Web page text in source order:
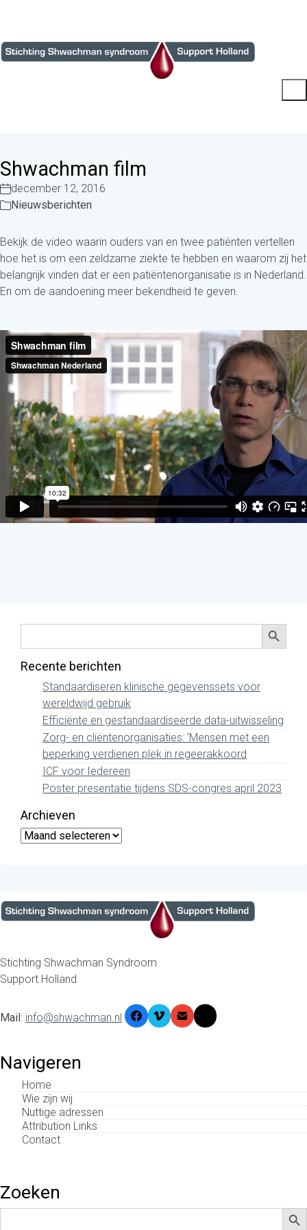
Shwachman film
december 12, 2016
Nieuwsberichten
Bekijk de video waarin ouders van en twee patiënten vertellen
hoe het is om een zeldzame ziekte te hebben en waarom zij het
belangrijk vinden dat er een patiëntenorganisatie is in Nederland.
En om de aandoening meer bekendheid te geven.
Zoek
Recente berichten
Standaardiseren klinische gegevenssets voor
wereldwijd gebruik
Efficiënte en gestandaardiseerde data-uitwisseling
Zorg- en cliëntenorganisaties: ‘Mensen met een
beperking verdienen plek in regeerakkoord
ICF voor Iedereen
Poster presentatie tijdens SDS-congres april 2023
Archieven
Archieven
Stichting Shwachman Syndroom
Support Holland
Mail : info@shwachman.nl
Navigeren
Home
Wie zijn wij
Nuttige adressen
Attribution Links
Contact
Zoeken
Zoek